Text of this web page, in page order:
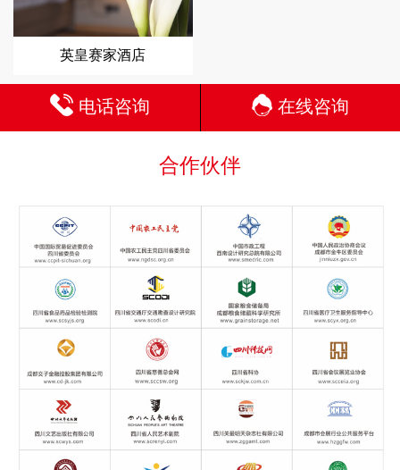
英皇赛家酒店
电话咨询 在线咨询
合作伙伴